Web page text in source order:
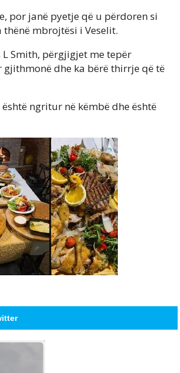
por janë pyetje që u përdoren si
mbrojtësi i Veselit.
Smith, përgjigjet me tepër
gjithmonë dhe ka bërë thirrje që të
ngritur në këmbë dhe është